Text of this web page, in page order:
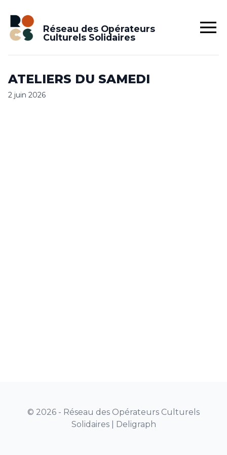
Réseau des Opérateurs
Culturels Solidaires
ATELIERS DU SAMEDI
2 juin 2026
© 2026 - Réseau des Opérateurs Culturels
Solidaires | Deligraph